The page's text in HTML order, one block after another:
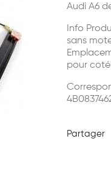
Audi A6
Info
sans
pour
Partager